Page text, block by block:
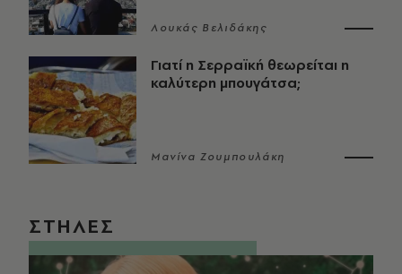
Λουκάς Βελιδάκης
Γιατί η Σερραϊκή θεωρείται η
καλύτερη μπουγάτσα;
Μανίνα Ζουμπουλάκη
ΣΤΗΛΕΣ